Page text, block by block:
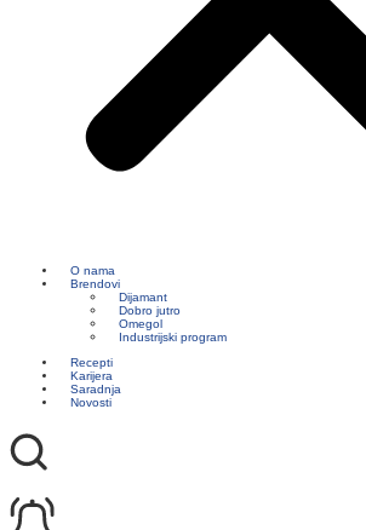
O nama
Brendovi
Dijamant
Dobro jutro
Omegol
Industrijski program
Recepti
Karijera
Saradnja
Novosti